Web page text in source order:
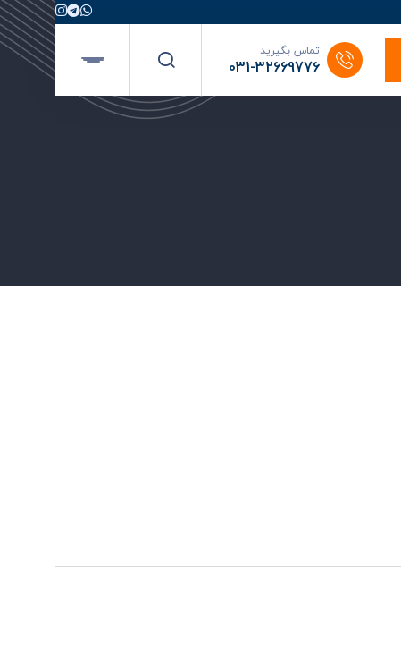
تماس بگیرید
031-32669776